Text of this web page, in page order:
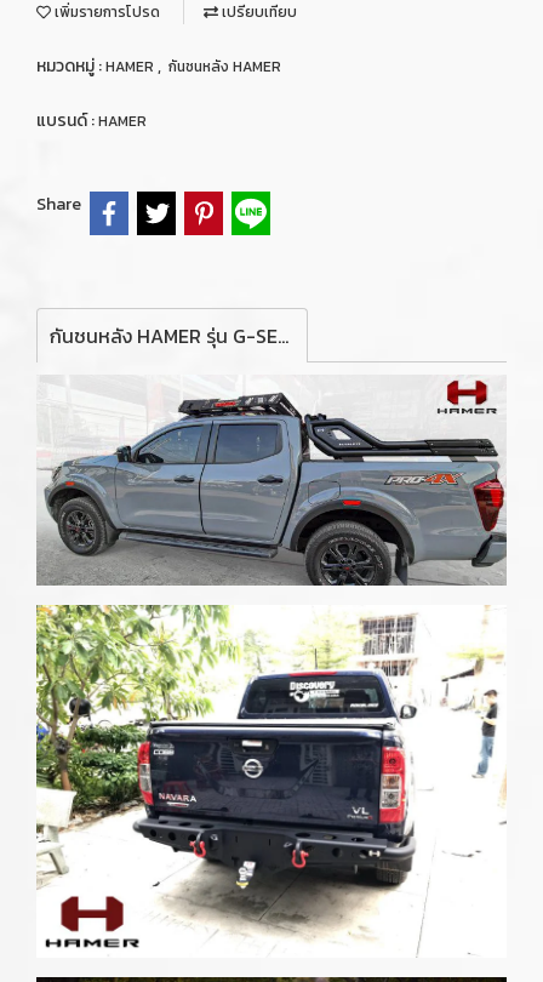
เพิ่มรายการโปรด เปรียบเทียบ
หมวดหมู่ :HAMER , กันชนหลัง HAMER
แบรนด์ :HAMER
Share
กันชนหลัง HAMER รุ่น G-SERIES REAR BUMPER FOR NISSAN NAVARA NP300